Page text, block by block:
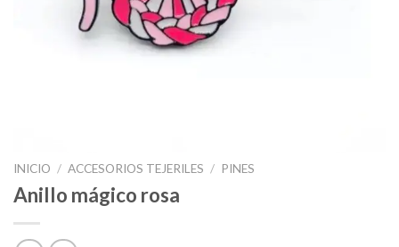
INICIO / ACCESORIOS TEJERILES / PINES
Anillo mágico rosa